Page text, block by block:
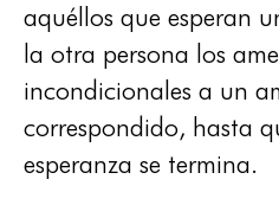
aquéllos que esperan
la otra persona los
incondicionales a un
correspondido, hasta
esperanza se termina.